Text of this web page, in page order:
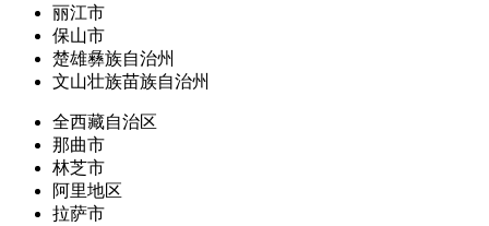
丽江市
保山市
楚雄彝族自治州
文山壮族苗族自治州
全西藏自治区
那曲市
林芝市
阿里地区
拉萨市